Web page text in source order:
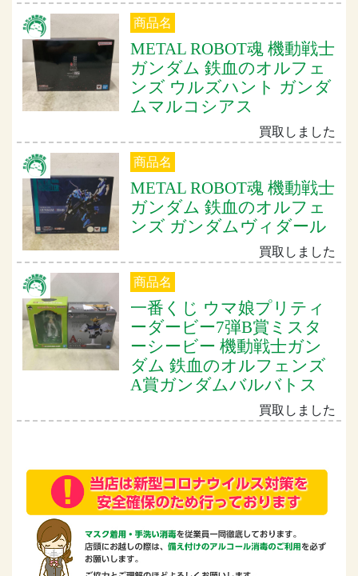
商品名
METAL ROBOT魂 機動戦士
ガンダム 鉄血のオルフェ
ンズ ウルズハント ガンダ
ムマルコシアス
買取しました
商品名
METAL ROBOT魂 機動戦士
ガンダム 鉄血のオルフェ
ンズ ガンダムヴィダール
買取しました
商品名
一番くじ ウマ娘プリティ
ーダービー7弾B賞ミスタ
ーシービー 機動戦士ガン
ダム 鉄血のオルフェンズ
A賞ガンダムバルバトス
買取しました